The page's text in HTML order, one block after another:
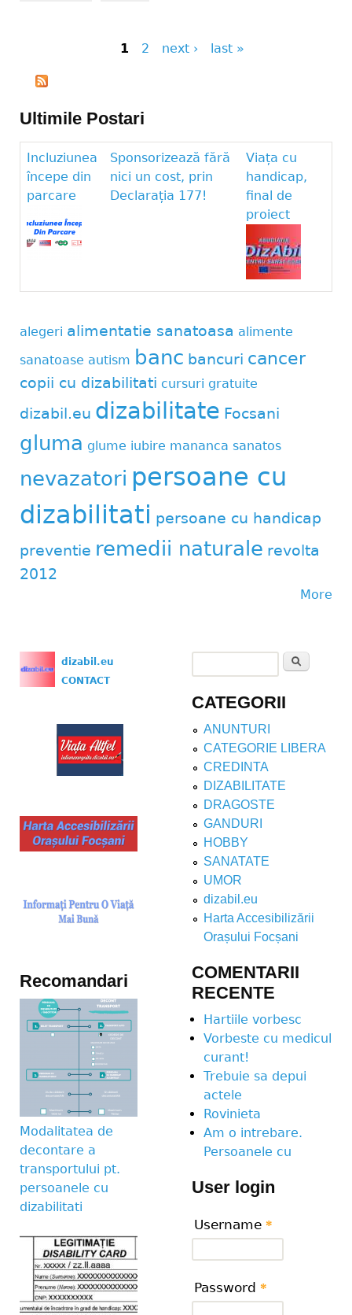
1 2 next › last »
Ultimile Postari
Incluziunea
începe din
parcare
Sponsorizează fără
nici un cost, prin
Declarația 177!
Viața cu
handicap,
final de
proiect
alegeri alimentatie sanatoasa alimente
sanatoase autism banc bancuri cancer
copii cu dizabilitati cursuri gratuite
dizabil.eu dizabilitate Focsani
gluma glume iubire mananca sanatos
nevazatori persoane cu
dizabilitati persoane cu handicap
preventie remedii naturale revolta
2012
More
dizabil.eu
CONTACT
Recomandari
Modalitatea de
decontare a
transportului pt.
persoanele cu
dizabilitati
Search form
CATEGORII
ANUNTURI
CATEGORIE LIBERA
CREDINTA
DIZABILITATE
DRAGOSTE
GANDURI
HOBBY
SANATATE
UMOR
dizabil.eu
Harta Accesibilizării
Orașului Focșani
COMENTARII
RECENTE
Hartiile vorbesc
Vorbeste cu medicul
curant!
Trebuie sa depui
actele
Rovinieta
Am o intrebare.
Persoanele cu
User login
Username *
Password *